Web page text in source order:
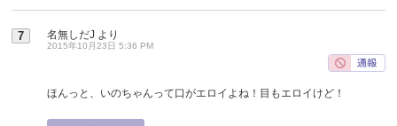
7 名無しだJ より
2015年10月23日 5:36 PM
ほんっと、いのちゃんって口がエロイよね！目もエロイけど！